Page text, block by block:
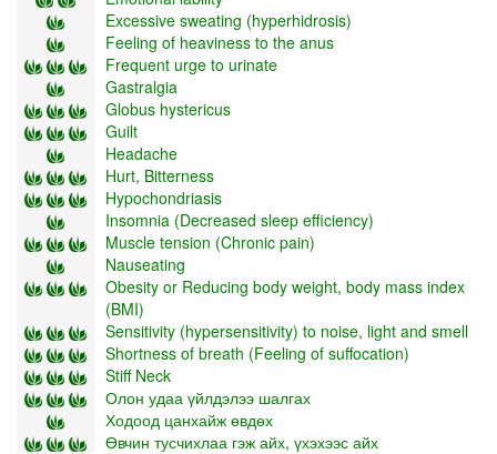
Excessive sweating (hyperhidrosis)
Feeling of heaviness to the anus
Frequent urge to urinate
Gastralgia
Globus hystericus
Guilt
Headache
Hurt, Bitterness
Hypochondriasis
Insomnia (Decreased sleep efficiency)
Muscle tension (Chronic pain)
Nauseating
Obesity or Reducing body weight, body mass index
(BMI)
Sensitivity (hypersensitivity) to noise, light and smell
Shortness of breath (Feeling of suffocation)
Stiff Neck
Олон удаа үйлдэлээ шалгах
Ходоод цанхайж өвдөх
Өвчин тусчихлаа гэж айх, үхэхээс айх